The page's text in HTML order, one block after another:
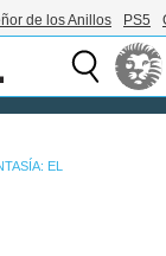
de los Anillos PS5
EL